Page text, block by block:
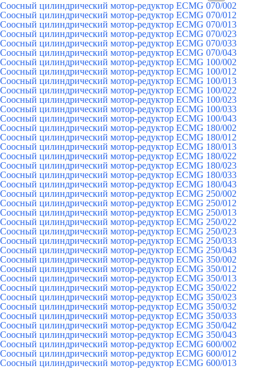
Соосный цилиндрический мотор-редуктор ECMG 070/002
Соосный цилиндрический мотор-редуктор ECMG 070/012
Соосный цилиндрический мотор-редуктор ECMG 070/013
Соосный цилиндрический мотор-редуктор ECMG 070/023
Соосный цилиндрический мотор-редуктор ECMG 070/033
Соосный цилиндрический мотор-редуктор ECMG 070/043
Соосный цилиндрический мотор-редуктор ECMG 100/002
Соосный цилиндрический мотор-редуктор ECMG 100/012
Соосный цилиндрический мотор-редуктор ECMG 100/013
Соосный цилиндрический мотор-редуктор ECMG 100/022
Соосный цилиндрический мотор-редуктор ECMG 100/023
Соосный цилиндрический мотор-редуктор ECMG 100/033
Соосный цилиндрический мотор-редуктор ECMG 100/043
Соосный цилиндрический мотор-редуктор ECMG 180/002
Соосный цилиндрический мотор-редуктор ECMG 180/012
Соосный цилиндрический мотор-редуктор ECMG 180/013
Соосный цилиндрический мотор-редуктор ECMG 180/022
Соосный цилиндрический мотор-редуктор ECMG 180/023
Соосный цилиндрический мотор-редуктор ECMG 180/033
Соосный цилиндрический мотор-редуктор ECMG 180/043
Соосный цилиндрический мотор-редуктор ECMG 250/002
Соосный цилиндрический мотор-редуктор ECMG 250/012
Соосный цилиндрический мотор-редуктор ECMG 250/013
Соосный цилиндрический мотор-редуктор ECMG 250/022
Соосный цилиндрический мотор-редуктор ECMG 250/023
Соосный цилиндрический мотор-редуктор ECMG 250/033
Соосный цилиндрический мотор-редуктор ECMG 250/043
Соосный цилиндрический мотор-редуктор ECMG 350/002
Соосный цилиндрический мотор-редуктор ECMG 350/012
Соосный цилиндрический мотор-редуктор ECMG 350/013
Соосный цилиндрический мотор-редуктор ECMG 350/022
Соосный цилиндрический мотор-редуктор ECMG 350/023
Соосный цилиндрический мотор-редуктор ECMG 350/032
Соосный цилиндрический мотор-редуктор ECMG 350/033
Соосный цилиндрический мотор-редуктор ECMG 350/042
Соосный цилиндрический мотор-редуктор ECMG 350/043
Соосный цилиндрический мотор-редуктор ECMG 600/002
Соосный цилиндрический мотор-редуктор ECMG 600/012
Соосный цилиндрический мотор-редуктор ECMG 600/013